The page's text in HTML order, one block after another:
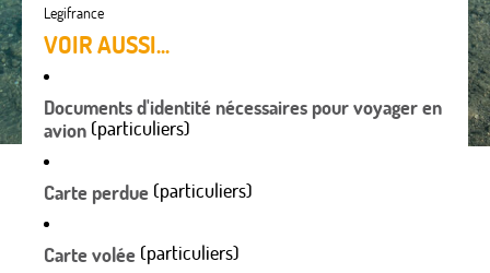
Legifrance
VOIR AUSSI...
Documents d'identité nécessaires pour voyager en
avion (particuliers)
Carte perdue (particuliers)
Carte volée (particuliers)